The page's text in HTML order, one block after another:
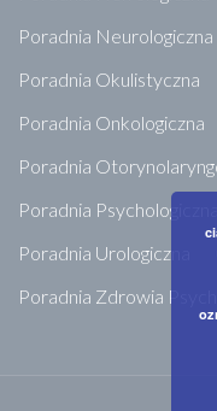
Poradnia Neurologiczna
Poradnia Okulistyczna
Poradnia Onkologiczna
Poradnia
Poradnia Psychologiczna
Poradnia Urologiczna
Poradnia Zdrowia